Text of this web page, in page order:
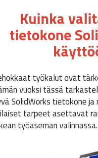
Kuinka
tietokone
työkalut ovat
vuoksi tässä
SolidWorks tietokone
tarpeet asettavat
työaseman valinnassa.